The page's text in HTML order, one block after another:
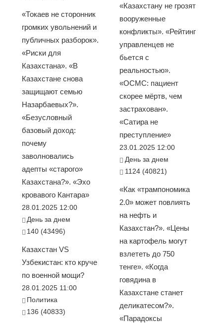
«Токаев не сторонник
громких увольнений и
публичных разборок».
«Риски для
Казахстана». «В
Казахстане снова
защищают семью
Назарбаевых?».
«Безусловный
базовый доход:
почему
заволновались
адепты «старого»
Казахстана?». «Эхо
кровавого Кантара»
28.01.2025 12:00
День за днем
140 (43496)
Казахстан VS
Узбекистан: кто круче
по военной мощи?
28.01.2025 11:00
Политика
136 (40833)
«Казахстану не грозят
вооруженные
конфликты». «Рейтинг
управленцев не
бьется с
реальностью».
«ОСМС: пациент
скорее мёртв, чем
застрахован».
«Сатира не
преступление»
23.01.2025 12:00
День за днем
1124 (40821)
«Как «трампономика
2.0» может повлиять
на нефть и
Казахстан?». «Цены
на картофель могут
взлететь до 750
тенге». «Когда
говядина в
Казахстане станет
деликатесом?».
«Парадоксы